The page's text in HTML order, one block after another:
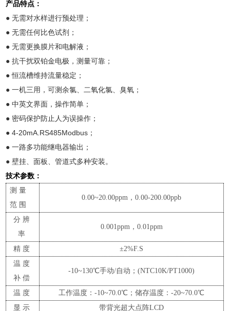
产品特点：
● 无需对水样进行预处理；
● 无需任何比色试剂；
● 无需更换膜片和电解液；
● 抗干扰双铂金电极，测量可靠；
● 恒流槽维持流量稳定；
● 一机三用，可测余氯、二氧化氯、臭氧；
● 中英文界面，操作简单；
● 密码保护防止人为误操作；
● 4-20mA.RS485Modbus；
● 一路多功能继电器输出；
● 壁挂、面板、管道式多种安装。
技术参数：
测量
范围
0.00~20.00ppm，0.00-200.00ppb
分辨
率
0.001ppm，0.01ppm
精度
±2%F.S
温度
补偿
-10~130℃手动/自动；(NTC10K/PT1000)
温度
工作温度：-10~70.0℃；储存温度：-20~70.0℃
显示
带背光超大点阵LCD